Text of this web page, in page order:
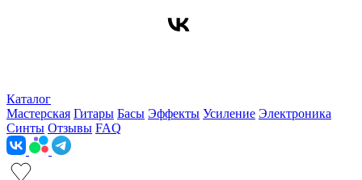
Каталог
Мастерская Гитары Басы Эффекты Усиление Электроника
Синты Отзывы FAQ